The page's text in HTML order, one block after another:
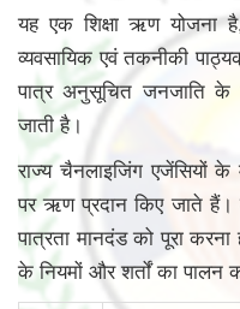
यह एक शिक्षा ऋण योजना
व्यवसायिक एवं तकनीकी
पात्र अनुसूचित जनजाति के
जाती है।
राज्य चैनलाइजिंग एजेंसियों
पर ऋण प्रदान किए जाते हैं।
पात्रता मानदंड को पूरा
के नियमों और शर्तों का पालन